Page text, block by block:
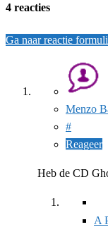
4 reacties
Ga naar reactie
Menzo
#
Reageer
Heb de CD
A